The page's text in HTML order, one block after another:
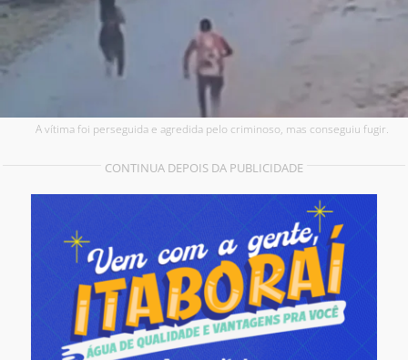
A vítima foi perseguida e agredida pelo criminoso, mas conseguiu fugir.
CONTINUA DEPOIS DA PUBLICIDADE